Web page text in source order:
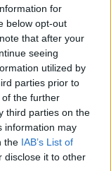
for
below opt-out
that after your
seeing
utilized by
parties prior to
the further
third parties on the
information may
the IAB’s List of
disclose it to other
ste o ňom